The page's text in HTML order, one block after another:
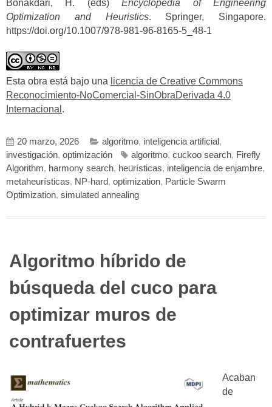
Bonakdari, H. (eds)Encyclopedia of Engineering
Optimization and Heuristics. Springer, Singapore.
https://doi.org/10.1007/978-981-96-8165-5_48-1
Esta obra está bajo una licencia de Creative Commons
Reconocimiento-NoComercial-SinObraDerivada 4.0
Internacional .
20 marzo, 2026 algoritmo, inteligencia artificial ,
investigación, optimización algoritmo, cuckoo search, Firefly
Algorithm, harmony search, heurísticas, inteligencia de enjambre,
metaheurísticas, NP-hard, optimization, Particle Swarm
Optimization, simulated annealing
Algoritmo híbrido de
búsqueda del cuco para
optimizar muros de
contrafuertes
Acaban
de